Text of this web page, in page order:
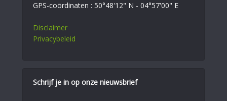
GPS-coördinaten : 50°48'12" N - 04°57'00" E
Disclaimer
Privacybeleid
Schrijf je in op onze nieuwsbrief